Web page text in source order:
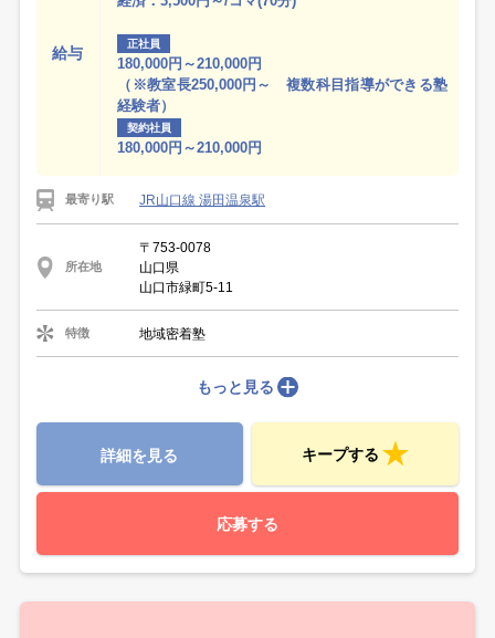
給与
正社員
180,000円～210,000円
（※教室長250,000円～ 複数科目指導ができる塾
経験者）
契約社員
180,000円～210,000円
最寄り駅 JR山口線 湯田温泉駅
所在地
〒753-0078
山口県
山口市緑町5-11
特徴 地域密着塾
もっと見る
詳細を見る キープする
応募する